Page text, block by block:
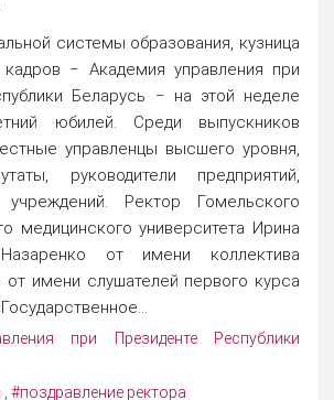
системы образования, кузница
кадров ‒ Академия управления при
Беларусь ‒ на этой неделе
юбилей. Среди выпускников
управленцы высшего уровня,
руководители предприятий,
Ректор Гомельского
медицинского университета Ирина
Назаренко от имени коллектива
имени слушателей первого курса
при Президенте Республики
, #поздравление ректора